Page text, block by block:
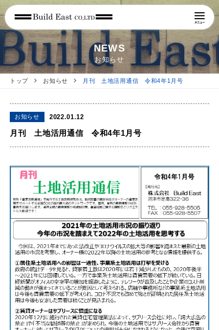
NEWS
お知らせ
トップ お知らせ 月刊 土地活用通信 令和4年1月号
お知らせ 2022.01.12
月刊 土地活用通信 令和4年1月号